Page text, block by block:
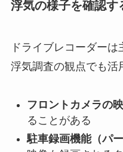
浮気の様子を確認す
ドライブレコーダーは
浮気調査の観点でも活
フロントカメラの
ることがある
駐車録画機能（パ